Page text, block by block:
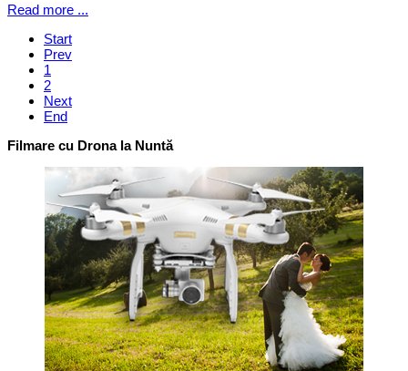
Read more ...
Start
Prev
1
2
Next
End
Filmare cu Drona la Nuntă